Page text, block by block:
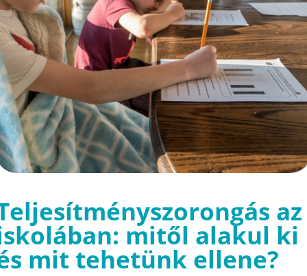
az
mitől alakul ki
mit tehetünk ellene?